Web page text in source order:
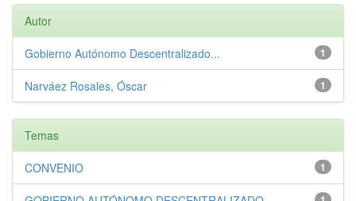
Autor
1
Gobierno Autónomo Descentralizado...
1
Narváez Rosales, Óscar
Temas
1
CONVENIO